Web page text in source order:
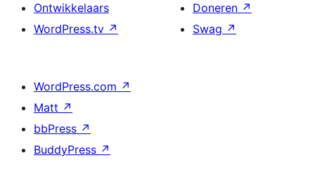
Ontwikkelaars
WordPress.tv ↗
Doneren ↗
Swag ↗
WordPress.com ↗
Matt ↗
bbPress ↗
BuddyPress ↗